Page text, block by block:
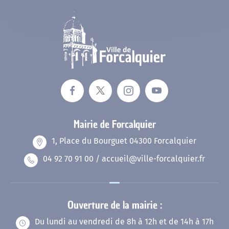
Livret de famille
Recensement des jeunes
Reconnaissance d’un enfant
Espace Naturel Sensible des Mourres
Consignes de tri
Mairie de Forcalquier
1, Place du Bourguet 04300 Forcalquier
04 92 70 91 00 / accueil@ville-forcalquier.fr
Ouverture de la mairie :
Du lundi au vendredi de 8h à 12h et de 14h à 17h